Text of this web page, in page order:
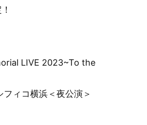
LIVE 2023~To the
フィコ横浜＜夜公演＞